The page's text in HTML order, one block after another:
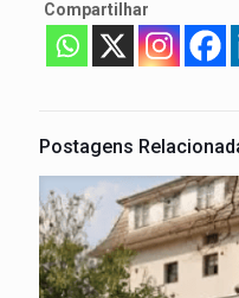
Compartilhar
Postagens